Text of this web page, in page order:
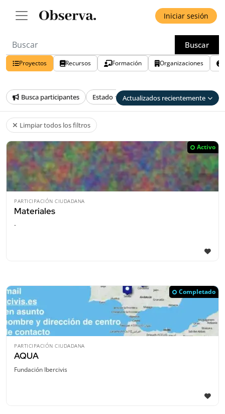
Iniciar sesión
Buscar
Proyectos Recursos Formación Organizaciones
Busca participantes Estado País Provincia
Actualizados recientemente
Limpiar todos los filtros
Activo
PARTICIPACIÓN CIUDADANA
Materiales
-
Completado
PARTICIPACIÓN CIUDADANA
AQUA
Fundación Ibercivis